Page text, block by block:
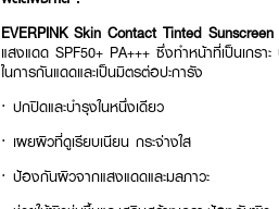
EVERPINK Skin Contact Tinted Sunscreen
แสงแดด SPF50+ PA+++ ซึ่งทำหน้าที่เป็นเกร
ในการกันแดดและเป็นมิตรต่อปะการัง
· ปกปิดและบำรุงในหนึ่งเดียว
· เผยผิวที่ดูเรียบเนียน กระจ่างใส
· ป้องกันผิวจากแสงแดดและมลภาวะ